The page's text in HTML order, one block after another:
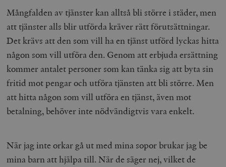
Mångfalden av tjänster kan alltså bli större i städer, men
att tjänster alls blir utförda kräver rätt förutsättningar.
Det krävs att den som vill ha en tjänst utförd lyckas hitta
någon som vill utföra den. Genom att erbjuda ersättning
kommer antalet personer som kan tänka sig att byta sin
fritid mot pengar och utföra tjänsten att bli större. Men
att hitta någon som vill utföra en tjänst, även mot
betalning, behöver inte nödvändigtvis vara enkelt.
När jag inte orkar gå ut med mina sopor brukar jag be
mina barn att hjälpa till. När de säger nej, vilket de